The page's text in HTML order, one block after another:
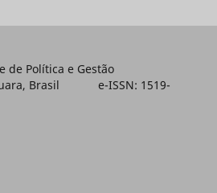
de Política e Gestão
Brasil e-ISSN: 1519-